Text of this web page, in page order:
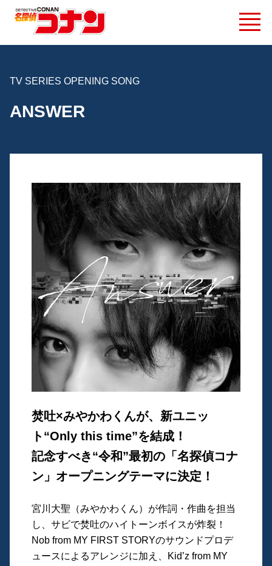
TV SERIES OPENING SONG
ANSWER
焚吐×みやかわくんが、新ユニッ
ト“Only this time”を結成！
記念すべき“令和”最初の「名探偵コナ
ン」オープニングテーマに決定！
宮川大聖（みやかわくん）が作詞・作曲を担当
し、サビで焚吐のハイトーンボイスが炸裂！
Nob from MY FIRST STORYのサウンドプロデ
ュースによるアレンジに加え、Kid’z from MY